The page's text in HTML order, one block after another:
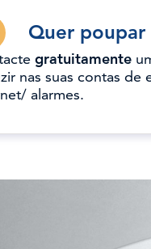
Quer poupar
gratuitamente
nas suas contas de
alarmes.